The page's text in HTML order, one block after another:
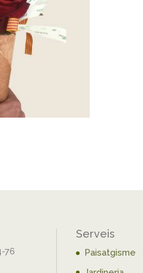
76
Serveis
Paisatgisme